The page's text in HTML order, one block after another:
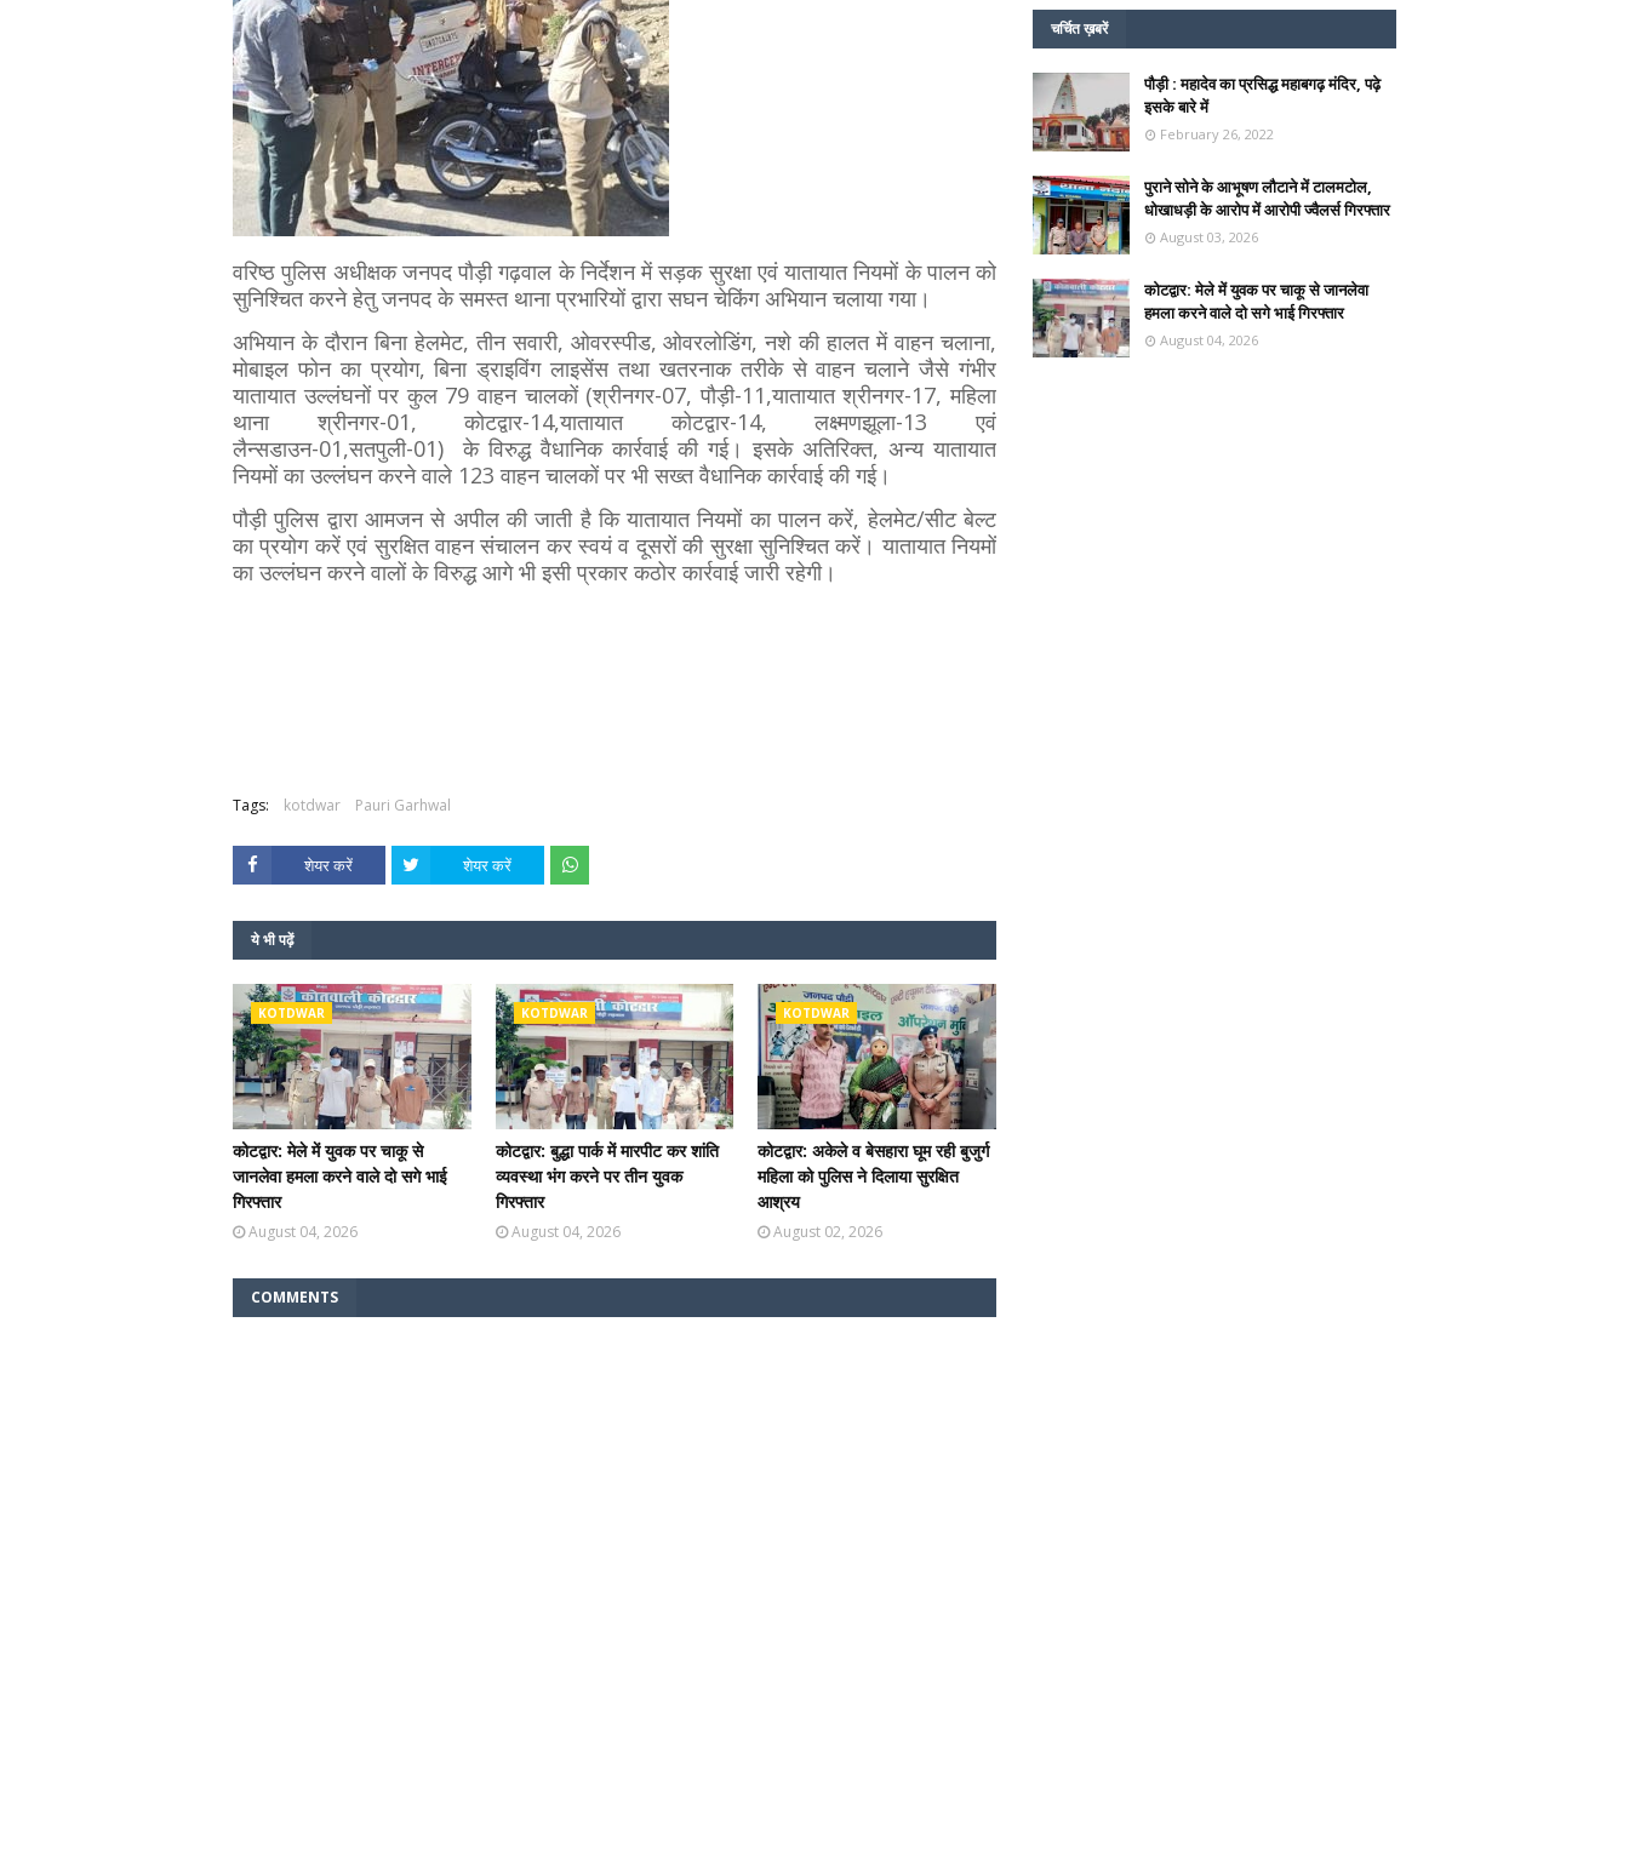
वरिष्ठ पुलिस अधीक्षक जनपद पौड़ी गढ़वाल के निर्देशन में सड़क सुरक्षा एवं यातायात नियमों के पालन को
सुनिश्चित करने हेतु जनपद के समस्त थाना प्रभारियों द्वारा सघन चेकिंग अभियान चलाया गया।
अभियान के दौरान बिना हेलमेट, तीन सवारी, ओवरस्पीड, ओवरलोडिंग, नशे की हालत में वाहन चलाना,
मोबाइल फोन का प्रयोग, बिना ड्राइविंग लाइसेंस तथा खतरनाक तरीके से वाहन चलाने जैसे गंभीर
यातायात उल्लंघनों पर कुल 79 वाहन चालकों (श्रीनगर-07, पौड़ी-11,यातायात श्रीनगर-17, महिला
थाना श्रीनगर-01, कोटद्वार-14,यातायात कोटद्वार-14, लक्ष्मणझूला-13 एवं
लैन्सडाउन-01,सतपुली-01) के विरुद्ध वैधानिक कार्रवाई की गई। इसके अतिरिक्त, अन्य यातायात
नियमों का उल्लंघन करने वाले 123 वाहन चालकों पर भी सख्त वैधानिक कार्रवाई की गई।
पौड़ी पुलिस द्वारा आमजन से अपील की जाती है कि यातायात नियमों का पालन करें, हेलमेट/सीट बेल्ट
का प्रयोग करें एवं सुरक्षित वाहन संचालन कर स्वयं व दूसरों की सुरक्षा सुनिश्चित करें। यातायात नियमों
का उल्लंघन करने वालों के विरुद्ध आगे भी इसी प्रकार कठोर कार्रवाई जारी रहेगी।
Tags: kotdwar Pauri Garhwal
शेयर करें शेयर करें
ये भी पढ़ें
KOTDWAR
कोटद्वार: मेले में युवक पर चाकू से
जानलेवा हमला करने वाले दो सगे भाई
गिरफ्तार
August 04, 2026
KOTDWAR
कोटद्वार: बुद्धा पार्क में मारपीट कर शांति
व्यवस्था भंग करने पर तीन युवक
गिरफ्तार
August 04, 2026
KOTDWAR
कोटद्वार: अकेले व बेसहारा घूम रही बुजुर्ग
महिला को पुलिस ने दिलाया सुरक्षित
आश्रय
August 02, 2026
COMMENTS
चर्चित ख़बरें
पौड़ी : महादेव का प्रसिद्ध महाबगढ़ मंदिर, पढ़े
इसके बारे में
February 26, 2022
पुराने सोने के आभूषण लौटाने में टालमटोल,
धोखाधड़ी के आरोप में आरोपी ज्वैलर्स गिरफ्तार
August 03, 2026
कोटद्वार: मेले में युवक पर चाकू से जानलेवा
हमला करने वाले दो सगे भाई गिरफ्तार
August 04, 2026